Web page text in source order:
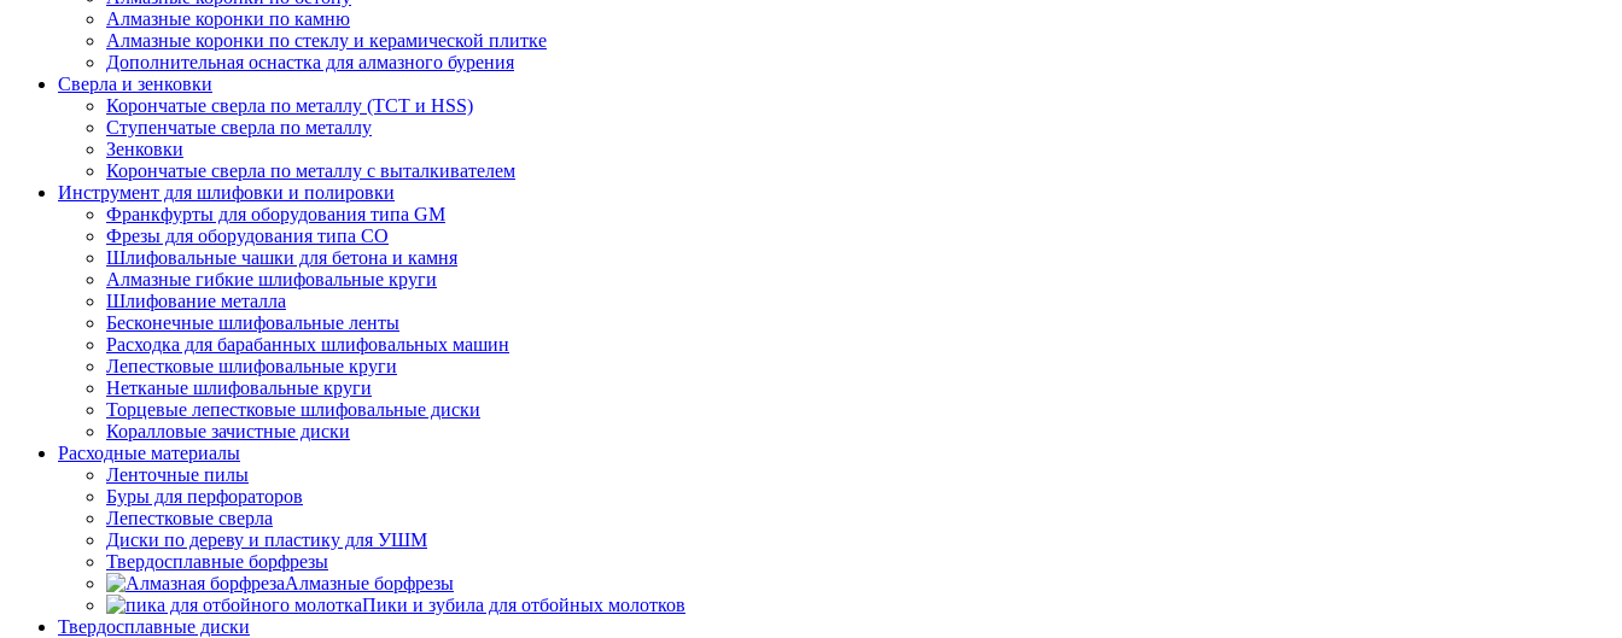
Алмазные коронки по камню
Алмазные коронки по стеклу и керамической плитке
Дополнительная оснастка для алмазного бурения
Сверла и зенковки
Корончатые сверла по металлу (TCT и HSS)
Ступенчатые сверла по металлу
Зенковки
Корончатые сверла по металлу c выталкивателем
Инструмент для шлифовки и полировки
Франкфурты для оборудования типа GM
Фрезы для оборудования типа СО
Шлифовальные чашки для бетона и камня
Алмазные гибкие шлифовальные круги
Шлифование металла
Бесконечные шлифовальные ленты
Расходка для барабанных шлифовальных машин
Лепестковые шлифовальные круги
Нетканые шлифовальные круги
Торцевые лепестковые шлифовальные диски
Коралловые зачистные диски
Расходные материалы
Ленточные пилы
Буры для перфораторов
Лепестковые сверла
Диски по дереву и пластику для УШМ
Твердосплавные борфрезы
Алмазные борфрезы
Пики и зубила для отбойных молотков
Твердосплавные диски